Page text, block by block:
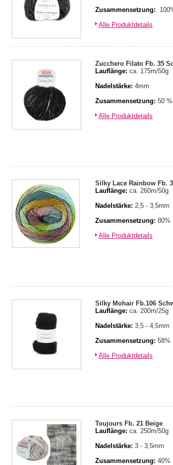
Zusammensetzung:
Alle Produktdetails
Zucchero Filato Fb. 35
Lauflänge: ca. 175m/50g
Nadelstärke: 4mm
Zusammensetzung: 50
Alle Produktdetails
Silky Lace Rainbow Fb.
Lauflänge: ca. 260m/50g
Nadelstärke: 2,5 - 3,5mm
Zusammensetzung: 80%
Alle Produktdetails
Silky Mohair Fb.106
Lauflänge: ca. 200m/25g
Nadelstärke: 3,5 - 4,5mm
Zusammensetzung: 58%
Alle Produktdetails
Toujours Fb. 21 Beige
Lauflänge: ca. 250m/50g
Nadelstärke: 3 - 3,5mm
Zusammensetzung: 40%